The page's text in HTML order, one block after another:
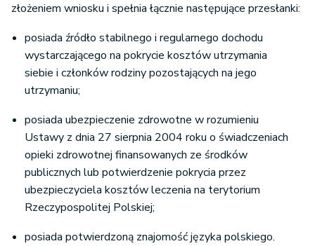
złożeniem wniosku i spełnia łącznie następujące przesłanki:
posiada źródło stabilnego i regularnego dochodu
wystarczającego na pokrycie kosztów utrzymania
siebie i członków rodziny pozostających na jego
utrzymaniu;
posiada ubezpieczenie zdrowotne w rozumieniu
Ustawy z dnia 27 sierpnia 2004 roku o świadczeniach
opieki zdrowotnej finansowanych ze środków
publicznych lub potwierdzenie pokrycia przez
ubezpieczyciela kosztów leczenia na terytorium
Rzeczypospolitej Polskiej;
posiada potwierdzoną znajomość języka polskiego.